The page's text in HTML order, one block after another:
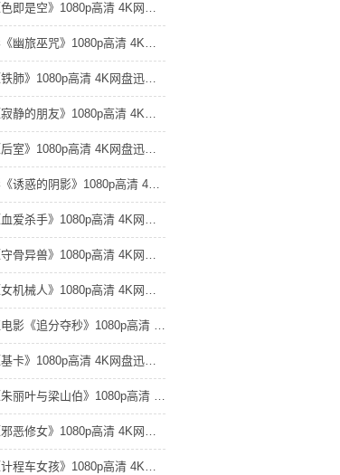
2002韩国电影《色即是空》1080p高清 4K网盘迅雷下载
2026爱尔兰电影《幽旅巫咒》1080p高清 4K网盘迅雷下载
2026美国电影《铁肺》1080p高清 4K网盘迅雷下载
2025德国电影《寂静的朋友》1080p高清 4K网盘迅雷下载
2026美国电影《后室》1080p高清 4K网盘迅雷下载
2026乌克兰电影《诱惑的阴影》1080p高清 4K网盘迅雷下载
2026泰国电影《血爱杀手》1080p高清 4K网盘迅雷下载
2026美国电影《守骨异兽》1080p高清 4K网盘迅雷下载
1991香港电影《女机械人》1080p高清 4K网盘迅雷下载
2025印度尼西亚电影《追分夺秒》1080p高清 4K网盘迅雷下载
2025法国电影《基卡》1080p高清 4K网盘迅雷下载
2000香港电影《朱丽叶与梁山伯》1080p高清 4K网盘迅雷下载
2025美国电影《邪恶修女》1080p高清 4K网盘迅雷下载
1979美国电影《计程车女孩》1080p高清 4K网盘迅雷下载